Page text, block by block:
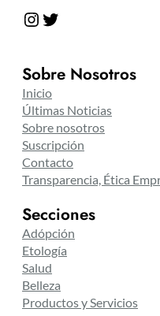
Instagram Twitter
Sobre Nosotros
Inicio
Últimas Noticias
Sobre nosotros
Suscripción
Contacto
Transparencia, Ética
Secciones
Adópción
Etología
Salud
Belleza
Productos y Servicios